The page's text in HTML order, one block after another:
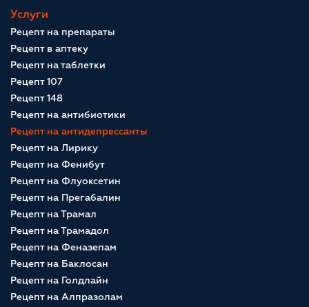
Услуги
Рецепт на препараты
Рецепт в аптеку
Рецепт на таблетки
Рецепт 107
Рецепт 148
Рецепт на антибиотики
Рецепт на антидепрессанты
Рецепт на Лирику
Рецепт на Фенибут
Рецепт на Флуоксетин
Рецепт на Прегабалин
Рецепт на Трамал
Рецепт на Трамадол
Рецепт на Феназепам
Рецепт на Баклосан
Рецепт на Голдлайн
Рецепт на Алпразолам